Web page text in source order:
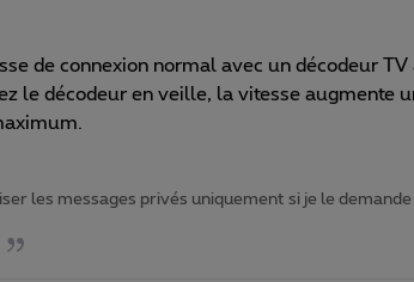
de connexion normal avec un décodeur
le décodeur en veille, la vitesse augmente
les messages privés uniquement si je le